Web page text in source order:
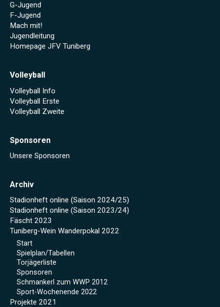
G-Jugend
F-Jugend
Mach mit!
Jugendleitung
Homepage JFV Tuniberg
Volleyball
Volleyball Info
Volleyball Erste
Volleyball Zweite
Sponsoren
Unsere Sponsoren
Archiv
Stadionheft online (Saison 2024/25)
Stadionheft online (Saison 2023/24)
Fäscht 2023
Tuniberg-Wein Wanderpokal 2022
Start
Spielplan/Tabellen
Torjägerliste
Sponsoren
Schmankerl zum WWP 2012
Sport-Wochenende 2022
Projekte 2021